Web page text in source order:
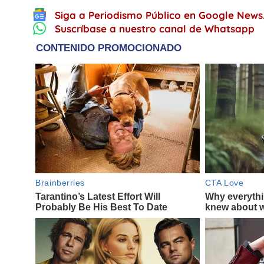
Siga a Periodismo Público en Google
Suscríbase a nuestro canal de Whatsapp